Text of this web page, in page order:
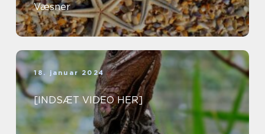
Væsner
18. januar 2024
[INDSÆT VIDEO HER]